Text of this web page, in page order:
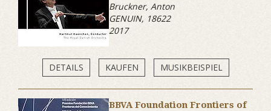
Bruckner, Anton
GENUIN, 18622
2017
DETAILS KAUFEN MUSIKBEISPIEL
BBVA Foundation Frontiers of